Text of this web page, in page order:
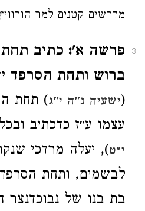
מדרשים קטנים למר
3
פרשה א': כתיב תחת
ברוש ותחת הסרפד
(ישעיה נ"ה י"ג) תחת
עצמו ע״ז כדכתיב
י״ט), יעלה מרדכי
לבשמים, ותחת
בת בנו של